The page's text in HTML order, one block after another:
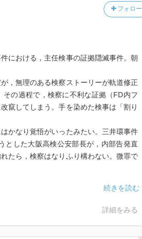
フォロー
における，主任検事の証拠隠滅事件。朝
，無理のある検察ストーリーが軌道修正
の過程で，検察に不利な証拠（FD内フ
竄してしまう。手を染めた検事は「割り
かなり覚悟がいったみたい。三井環事件
とした大阪高検公安部長が，内部告発直
たら，検察はなりふり構わない。微罪で
た。これを地検幹部にぶつけ，翌日に検
に出す，という手筈も整って，決行の運
詳細をみる